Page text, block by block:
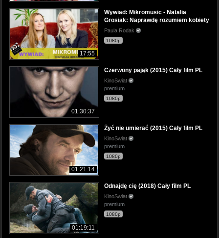
17:55
Wywiad: Mikromusic - Natalia
Grosiak: Naprawdę rozumiem kobiety
Paula Rodak
1080p
01:30:37
Czerwony pająk (2015) Cały film PL
KinoSwiat
premium
1080p
01:21:14
Żyć nie umierać (2015) Cały film PL
KinoSwiat
premium
1080p
01:19:11
Odnajdę cię (2018) Cały film PL
KinoSwiat
premium
1080p